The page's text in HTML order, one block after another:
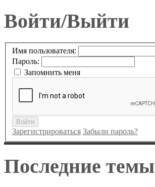
Войти/Выйти
Имя пользователя:
Пароль:
Запомнить меня
Войти
Зарегистрироваться Забыли пароль?
Последние темы